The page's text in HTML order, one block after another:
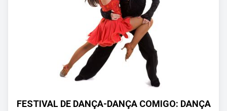
FESTIVAL DE DANÇA-DANÇA COMIGO: DANÇA